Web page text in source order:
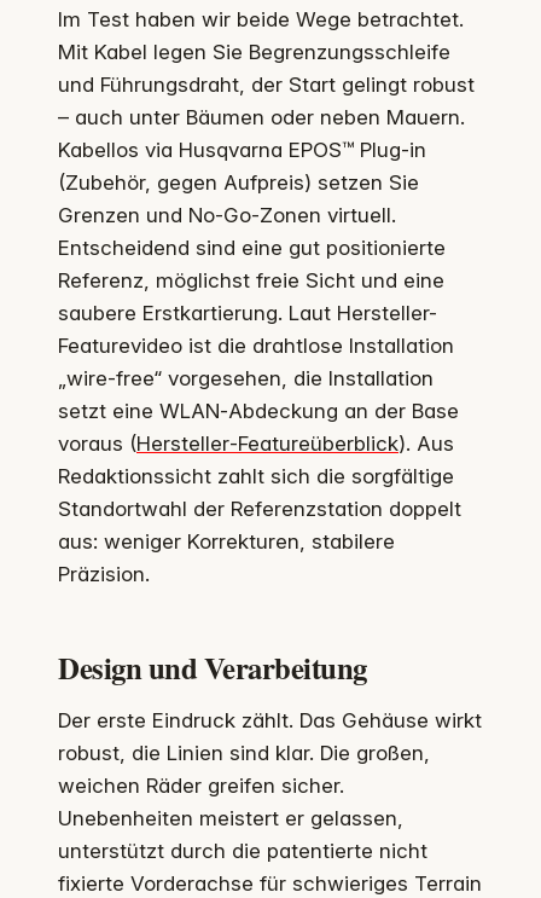
Im Test haben wir beide Wege betrachtet.
Mit Kabel legen Sie Begrenzungsschleife
und Führungsdraht, der Start gelingt robust
– auch unter Bäumen oder neben Mauern.
Kabellos via Husqvarna EPOS™ Plug‑in
(Zubehör, gegen Aufpreis) setzen Sie
Grenzen und No‑Go‑Zonen virtuell.
Entscheidend sind eine gut positionierte
Referenz, möglichst freie Sicht und eine
saubere Erstkartierung. Laut Hersteller-
Featurevideo ist die drahtlose Installation
„wire-free“ vorgesehen, die Installation
setzt eine WLAN‑Abdeckung an der Base
voraus (Hersteller‑Featureüberblick). Aus
Redaktionssicht zahlt sich die sorgfältige
Standortwahl der Referenzstation doppelt
aus: weniger Korrekturen, stabilere
Präzision.
Design und Verarbeitung
Der erste Eindruck zählt. Das Gehäuse wirkt
robust, die Linien sind klar. Die großen,
weichen Räder greifen sicher.
Unebenheiten meistert er gelassen,
unterstützt durch die patentierte nicht
fixierte Vorderachse für schwieriges Terrain